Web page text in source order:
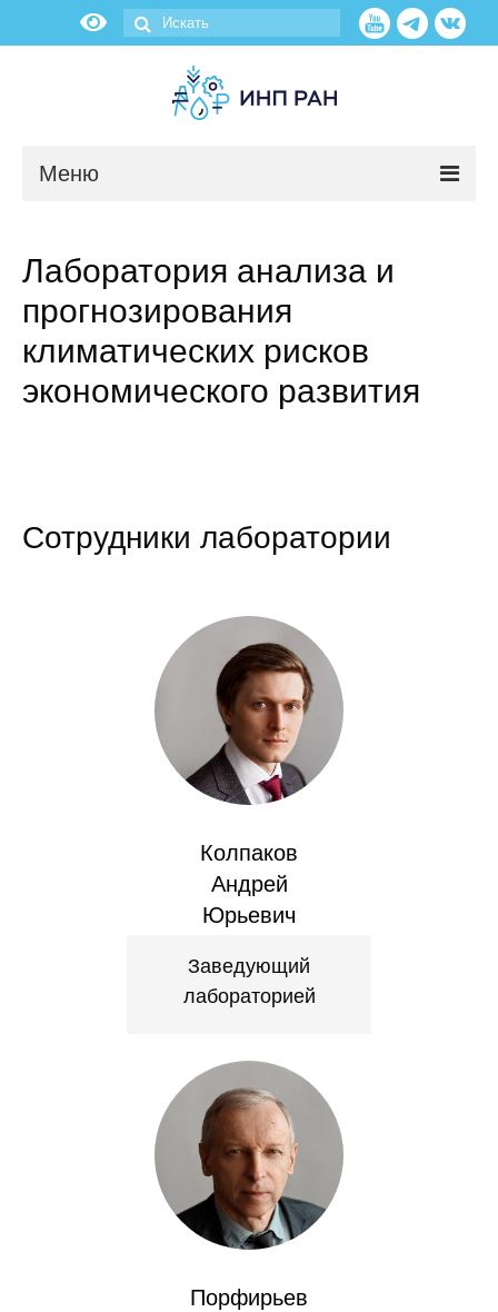
Меню
Об институте
Научные подразделения
Отчетность
Противодействие коррупции
Материалы для СМИ
Проблемы прогнозирования
О журнале
Номера журналов
Информация для авторов
Общие требования
Стандарты оформления
Научные труды
О журнале
Лаборатория анализа и
прогнозирования
климатических рисков
экономического развития
Сотрудники лаборатории
Колпаков
Андрей
Юрьевич
Заведующий
лабораторией
Порфирьев